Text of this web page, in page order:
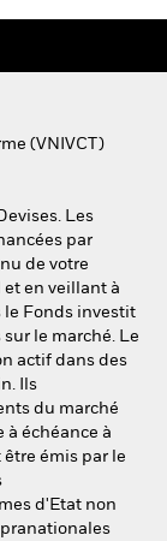
(VNIVCT)
Les
par
de votre
en veillant à
le Fonds investit
le marché. Le
actif dans des
Ils
du marché
à échéance à
émis par le
d'Etat non